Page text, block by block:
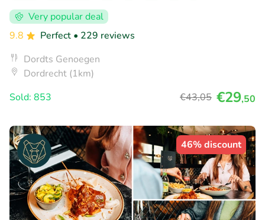
Very popular deal
9.8
Perfect • 229 reviews
Dordts Genoegen
Dordrecht (1km)
Sold: 853
€43,05 €29,50
46% discount